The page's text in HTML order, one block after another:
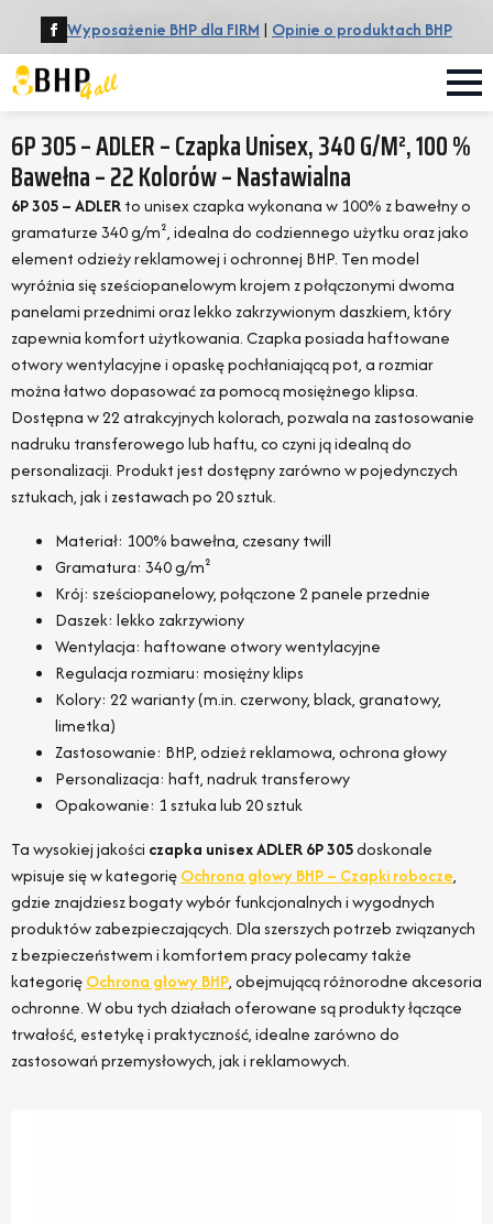
Wyposażenie BHP dla FIRM | Opinie o produktach BHP
6P 305 – ADLER – Czapka Unisex, 340 G/m², 100 %
Bawełna – 22 Kolorów – Nastawialna
6P 305 – ADLERto unisex czapka wykonana w 100% z bawełny o
gramaturze 340 g/m², idealna do codziennego użytku oraz jako
element odzieży reklamowej i ochronnej BHP. Ten model
wyróżnia się sześciopanelowym krojem z połączonymi dwoma
panelami przednimi oraz lekko zakrzywionym daszkiem, który
zapewnia komfort użytkowania. Czapka posiada haftowane
otwory wentylacyjne i opaskę pochłaniającą pot, a rozmiar
można łatwo dopasować za pomocą mosiężnego klipsa.
Dostępna w 22 atrakcyjnych kolorach, pozwala na zastosowanie
nadruku transferowego lub haftu, co czyni ją idealną do
personalizacji. Produkt jest dostępny zarówno w pojedynczych
sztukach, jak i zestawach po 20 sztuk.
Materiał: 100% bawełna, czesany twill
Gramatura: 340 g/m²
Krój: sześciopanelowy, połączone 2 panele przednie
Daszek: lekko zakrzywiony
Wentylacja: haftowane otwory wentylacyjne
Regulacja rozmiaru: mosiężny klips
Kolory: 22 warianty (m.in. czerwony, black, granatowy,
limetka)
Zastosowanie: BHP, odzież reklamowa, ochrona głowy
Personalizacja: haft, nadruk transferowy
Opakowanie: 1 sztuka lub 20 sztuk
Ta wysokiej jakości czapka unisex ADLER 6P 305doskonale
wpisuje się w kategorięOchrona głowy BHP – Czapki robocze,
gdzie znajdziesz bogaty wybór funkcjonalnych i wygodnych
produktów zabezpieczających. Dla szerszych potrzeb związanych
z bezpieczeństwem i komfortem pracy polecamy także
kategorięOchrona głowy BHP, obejmującą różnorodne akcesoria
ochronne. W obu tych działach oferowane są produkty łączące
trwałość, estetykę i praktyczność, idealne zarówno do
zastosowań przemysłowych, jak i reklamowych.